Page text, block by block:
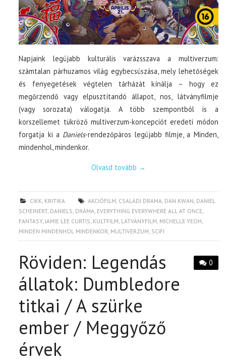
Napjaink legújabb kulturális varázsszava a multiverzum:
számtalan párhuzamos világ egybecsúszása, mely lehetőségek
és fenyegetések végtelen tárházát kínálja – hogy ez
megőrzendő vagy elpusztítandó állapot, nos, látványfilmje
(vagy sorozata) válogatja. A több szempontból is a
korszellemet tükröző multiverzum-koncepciót eredeti módon
forgatja ki a Daniels-rendezőpáros legújabb filmje, a Minden,
mindenhol, mindenkor.
Olvasd tovább →
CIKK, KRITIKA AKCIÓFILM, CSALÁDI DRÁMA, DAN KWAN, DANIEL
SCHEINERT, DANIELS, DRÁMA, EVERYTHING EVERYWHERE ALL AT ONCE,
FANTASY,JAMIE LEE CURTIS, KULTFILM, LÁTVÁNYFILM, MICHELLE YEOH,
MINDEN MINDENHOL MINDENKOR, MULTIVERZUM, SCIFI
0
Röviden: Legendás
állatok: Dumbledore
titkai / A szürke
ember / Meggyőző
érvek